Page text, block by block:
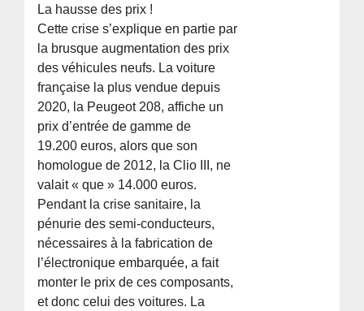
La hausse des prix !
Cette crise s’explique en partie par
la brusque augmentation des prix
des véhicules neufs. La voiture
française la plus vendue depuis
2020, la Peugeot 208, affiche un
prix d’entrée de gamme de
19.200 euros, alors que son
homologue de 2012, la Clio III, ne
valait « que » 14.000 euros.
Pendant la crise sanitaire, la
pénurie des semi-conducteurs,
nécessaires à la fabrication de
l’électronique embarquée, a fait
monter le prix de ces composants,
et donc celui des voitures. La